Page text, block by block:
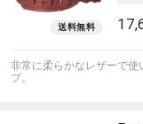
非常に柔らかなレザーで使
プ。